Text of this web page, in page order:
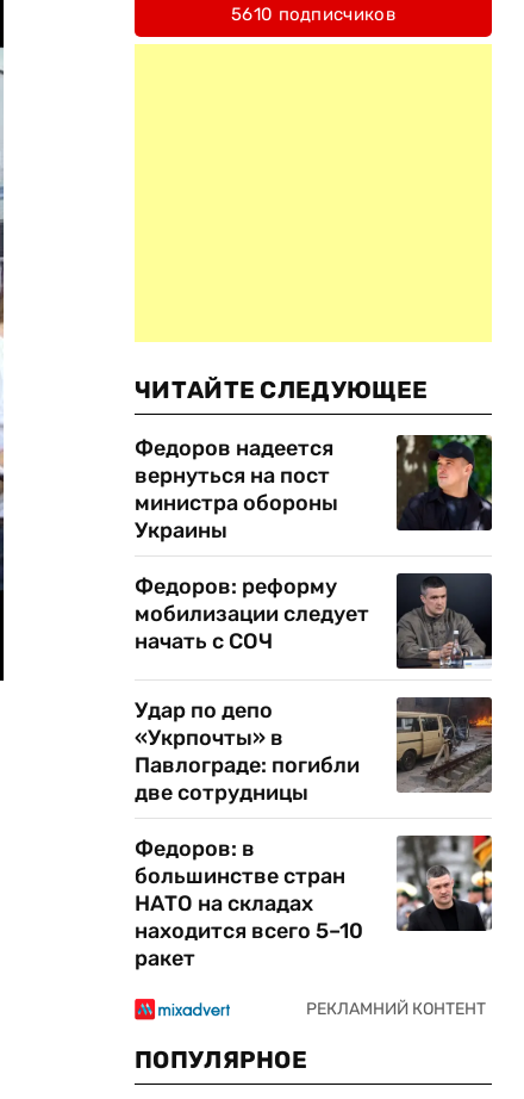
5610 подписчиков
ЧИТАЙТЕ СЛЕДУЮЩЕЕ
Федоров надеется
вернуться на пост
министра обороны
Украины
Федоров: реформу
мобилизации следует
начать с СОЧ
Удар по депо
«Укрпочты» в
Павлограде: погибли
две сотрудницы
Федоров: в
большинстве стран
НАТО на складах
находится всего 5–10
ракет
ПОПУЛЯРНОЕ